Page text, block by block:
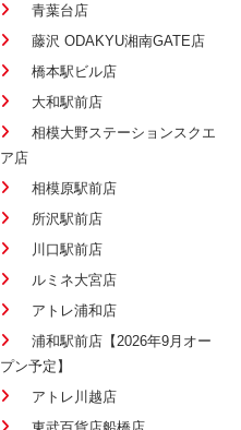
青葉台店
藤沢 ODAKYU湘南GATE店
橋本駅ビル店
大和駅前店
相模大野ステーションスクエ
ア店
相模原駅前店
所沢駅前店
川口駅前店
ルミネ大宮店
アトレ浦和店
浦和駅前店【2026年9月オー
プン予定】
アトレ川越店